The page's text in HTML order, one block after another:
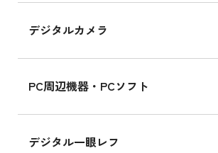
デジタルカメラ
PC周辺機器・PCソフト
デジタル一眼レフ
MK2K3J/Aの新品買取価格はこち